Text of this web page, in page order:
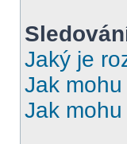
Jaký je
Jak
Jak